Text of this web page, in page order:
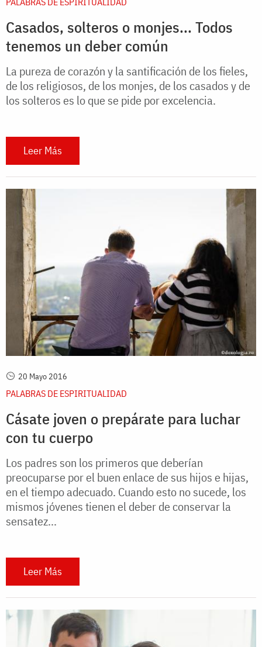
Casados, solteros o monjes... Todos
tenemos un deber común
La pureza de corazón y la santificación de los fieles,
de los religiosos, de los monjes, de los casados y de
los solteros es lo que se pide por excelencia.
Leer Más
20 Mayo 2016
PALABRAS DE ESPIRITUALIDAD
Cásate joven o prepárate para luchar
con tu cuerpo
Los padres son los primeros que deberían
preocuparse por el buen enlace de sus hijos e hijas,
en el tiempo adecuado. Cuando esto no sucede, los
mismos jóvenes tienen el deber de conservar la
sensatez...
Leer Más